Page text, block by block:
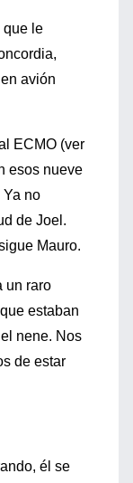
que le
avión
ECMO (ver
esos nueve
Ya no
de Joel.
Mauro.
un raro
estaban
nene. Nos
de estar
él se